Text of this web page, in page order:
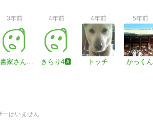
3年前
読書家さん#ZUi5lZ
4年前
きらり4🅰️
4年前
トッチ
5年前
かっくん
ーはいません